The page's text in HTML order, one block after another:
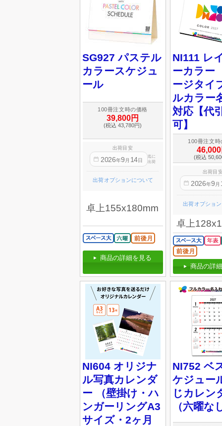
SG927 パステル
カラースケジュ
ール
100冊注文時の価格
39,800円
(税込 43,780円)
出荷目安
2026年9 月 14日
迄に
出荷
出荷オプションについて
卓上155x180mm
商品の詳細を見る
NI111 レ
ーカラー
ージタイ
ルカラー
対応【代
可】
100冊注文時
(税込
出荷目
2026年9 月
出荷オプショ
卓上
商品の詳
NI604 オリジナ
ル写真カレンダ
ー （壁掛け・ハ
ンガーリングA3
サイズ・2ヶ月
NI752 ベ
ケジュー
じカレン
（六曜な